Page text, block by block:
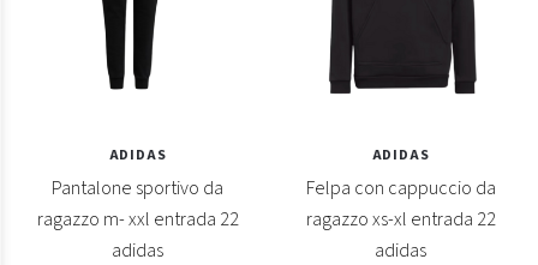
ADIDAS
Pantalone sportivo da
ragazzo m- xxl entrada 22
adidas
ADIDAS
Felpa con cappuccio da
ragazzo xs-xl entrada 22
adidas